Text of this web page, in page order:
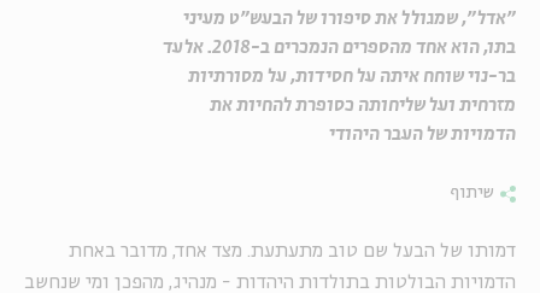
"אדל", שמגולל את סיפורו של הבעש"ט מעיני
בתו, הוא אחד מהספרים הנמכרים ב-2018. אלעד
בר-נוי שוחח איתה על חסידות, על מסורתיות
מזרחית ועל שליחותה כסופרת להחיות את
הדמויות של העבר היהודי
שיתוף
דמותו של הבעל שם טוב מתעתעת. מצד אחד, מדובר באחת
הדמויות הבולטות בתולדות היהדות - מנהיג, מהפכן ומי שנחשב